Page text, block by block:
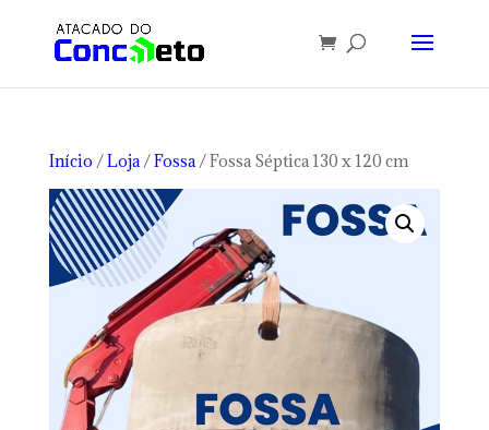
Início /Loja/Fossa/ Fossa Séptica 130 x 120 cm